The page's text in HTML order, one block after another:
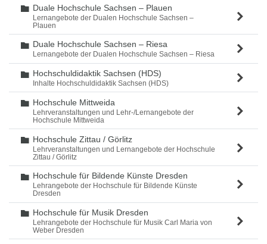
Ordner
Duale Hochschule Sachsen – Plauen
Lernangebote der Dualen Hochschule Sachsen –
Plauen
Ordner
Duale Hochschule Sachsen – Riesa
Lernangebote der Dualen Hochschule Sachsen – Riesa
Ordner
Hochschuldidaktik Sachsen (HDS)
Inhalte Hochschuldidaktik Sachsen (HDS)
Ordner
Hochschule Mittweida
Lehrveranstaltungen und Lehr-/Lernangebote der
Hochschule Mittweida
Ordner
Hochschule Zittau / Görlitz
Lehrveranstaltungen und Lernangebote der Hochschule
Zittau / Görlitz
Ordner
Hochschule für Bildende Künste Dresden
Lehrangebote der Hochschule für Bildende Künste
Dresden
Ordner
Hochschule für Musik Dresden
Lehrangebote der Hochschule für Musik Carl Maria von
Weber Dresden